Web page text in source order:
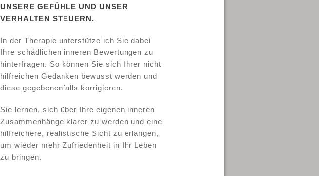
UNSERE GEFÜHLE UND UNSER
VERHALTEN STEUERN.
In der Therapie unterstütze ich Sie dabei
Ihre schädlichen inneren Bewertungen zu
hinterfragen. So können Sie sich Ihrer nicht
hilfreichen Gedanken bewusst werden und
diese gegebenenfalls korrigieren.
Sie lernen, sich über Ihre eigenen inneren
Zusammenhänge klarer zu werden und eine
hilfreichere, realistische Sicht zu erlangen,
um wieder mehr Zufriedenheit in Ihr Leben
zu bringen.